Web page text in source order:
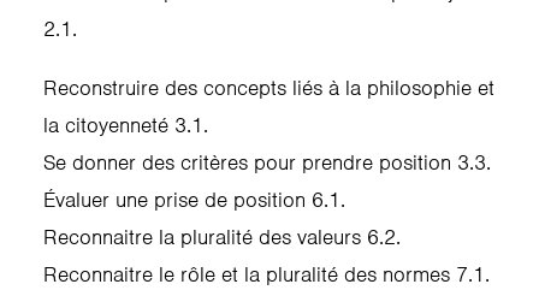
2.1.
Reconstruire des concepts liés à la philosophie et
la citoyenneté 3.1.
Se donner des critères pour prendre position 3.3.
Évaluer une prise de position 6.1.
Reconnaitre la pluralité des valeurs 6.2.
Reconnaitre le rôle et la pluralité des normes 7.1.